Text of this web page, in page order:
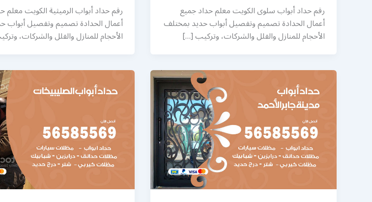
رقم حداد أبواب سلوى الكويت معلم حداد جميع
أعمال الحدادة تصميم وتفصيل أبواب حديد بمختلف
الأحجام للمنازل والفلل والشركات، وتركيب […]
رقم حداد أبواب الرميثية الكويت معلم
أعمال الحدادة تصميم وتفصيل أبواب
الأحجام للمنازل والفلل والشركات،